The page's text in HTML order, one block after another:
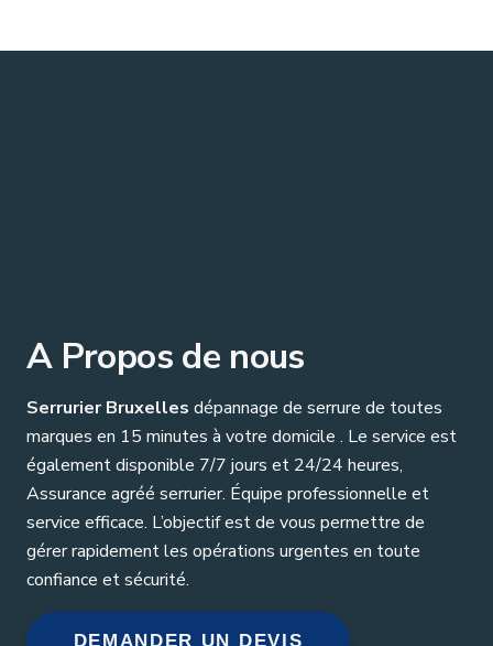
A Propos de nous
Serrurier Bruxelles dépannage de serrure de toutes
marques en 15 minutes à votre domicile . Le service est
également disponible 7/7 jours et 24/24 heures,
Assurance agréé serrurier. Équipe professionnelle et
service efficace. L’objectif est de vous permettre de
gérer rapidement les opérations urgentes en toute
confiance et sécurité.
DEMANDER UN DEVIS